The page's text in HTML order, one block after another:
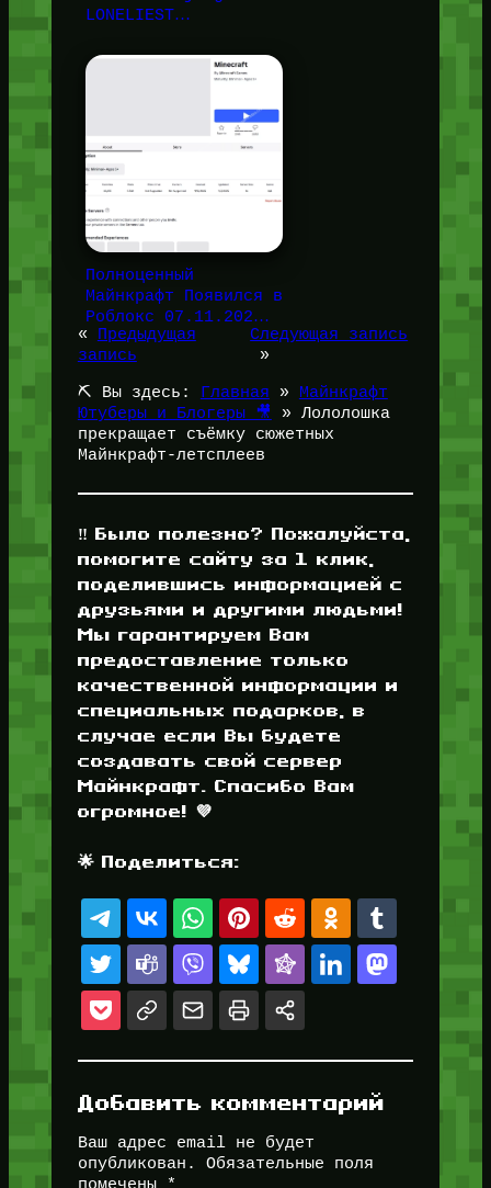
LONELIEST…
Полноценный
Майнкрафт Появился в
Роблокс 07.11.202…
«
Предыдущая
запись
Следующая запись
»
⛏️ Вы здесь: Главная » Майнкрафт
Ютуберы и Блогеры 🎥
» Лололошка
прекращает съёмку сюжетных
Майнкрафт-летсплеев
‼️ Было полезно? Пожалуйста,
помогите сайту за 1 клик,
поделившись информацией с
друзьями и другими людьми!
Мы гарантируем Вам
предоставление только
качественной информации и
специальных подарков, в
случае если Вы будете
создавать свой сервер
Майнкрафт. Спасибо Вам
огромное! 💜
🌟 Поделиться:
Добавить комментарий
Ваш адрес email не будет
опубликован.
Обязательные поля